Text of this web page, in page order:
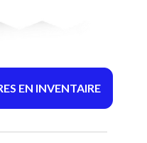
EN INVENTAIRE